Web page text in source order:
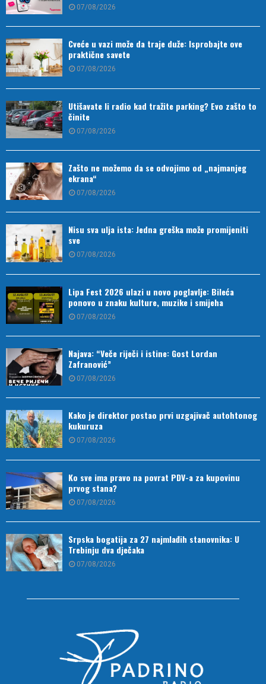
07/08/2026
Cveće u vazi može da traje duže: Isprobajte ove
praktične savete
07/08/2026
Utišavate li radio kad tražite parking? Evo zašto to
činite
07/08/2026
Zašto ne možemo da se odvojimo od „najmanjeg
ekrana“
07/08/2026
Nisu sva ulja ista: Jedna greška može promijeniti
sve
07/08/2026
Lipa Fest 2026 ulazi u novo poglavlje: Bileća
ponovo u znaku kulture, muzike i smijeha
07/08/2026
Najava: “Veče riječi i istine: Gost Lordan
Zafranović”
07/08/2026
Kako je direktor postao prvi uzgajivač autohtonog
kukuruza
07/08/2026
Ko sve ima pravo na povrat PDV-a za kupovinu
prvog stana?
07/08/2026
Srpska bogatija za 27 najmlađih stanovnika: U
Trebinju dva dječaka
07/08/2026